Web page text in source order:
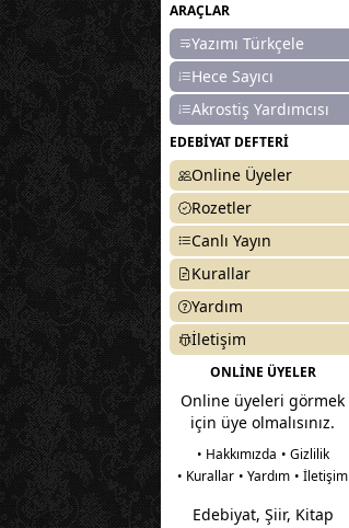
ARAÇLAR
Yazımı Türkçele
Hece Sayıcı
Akrostiş Yardımcısı
EDEBİYAT DEFTERİ
Online Üyeler
Rozetler
Canlı Yayın
Kurallar
Yardım
İletişim
ONLİNE ÜYELER
Online üyeleri görmek
için üye olmalısınız.
• Hakkımızda • Gizlilik
• Kurallar • Yardım • İletişim
Edebiyat, Şiir, Kitap
İnsanlığın ilk duası
10
Mahzen
310 6
Zilan